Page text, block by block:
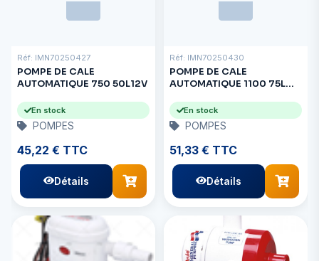
Réf: IMN70250427
POMPE DE CALE
AUTOMATIQUE 750 50L12V
En stock
POMPES
45,22 € TTC
Détails
Réf: IMN70250430
POMPE DE CALE
AUTOMATIQUE 1100 75L
En stock
POMPES
51,33 € TTC
Détails